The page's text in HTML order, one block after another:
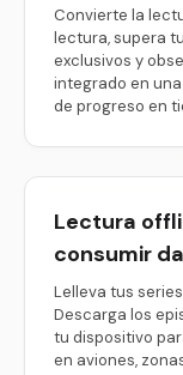
Convierte la
lectura, supera
exclusivos y
integrado en
de progreso en
Lectura
consumir
Lelleva tus
Descarga los
tu dispositivo
en aviones,